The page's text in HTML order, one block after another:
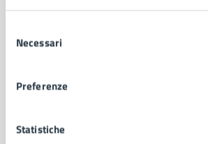
delNecessari
Preferenze
Statistiche
Uffici
Personale amministrativo
Intranet, posta aziendale e protocollo